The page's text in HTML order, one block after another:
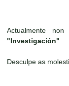
Actualmente
"Investigación"
Desculpe as